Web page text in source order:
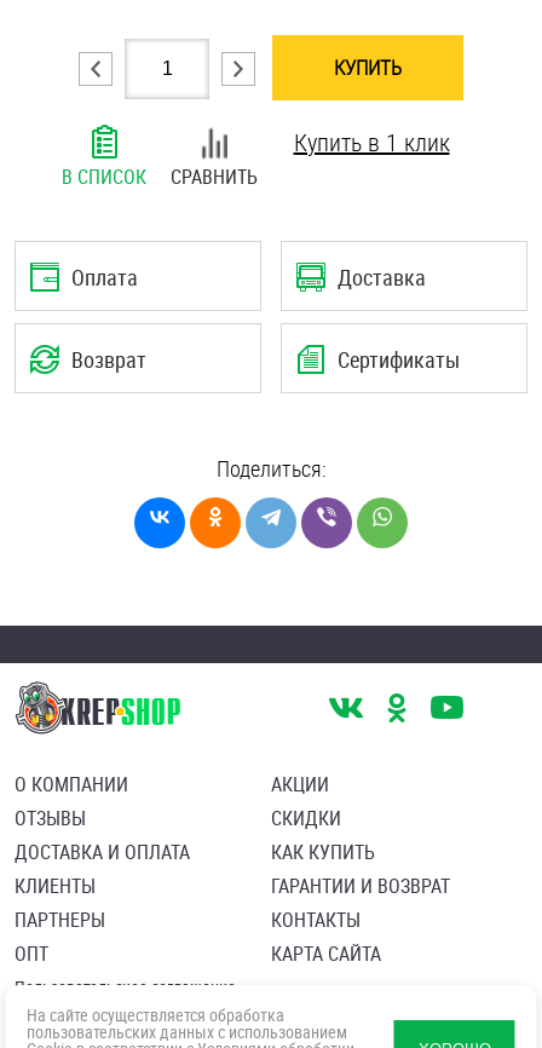
Штифты и пальцы
КУПИТЬ
В СПИСОК СРАВНИТЬ
Купить в 1 клик
Оплата Доставка
Возврат Сертификаты
Поделиться:
О КОМПАНИИ
ОТЗЫВЫ
ДОСТАВКА И ОПЛАТА
КЛИЕНТЫ
ПАРТНЕРЫ
ОПТ
АКЦИИ
СКИДКИ
КАК КУПИТЬ
ГАРАНТИИ И ВОЗВРАТ
КОНТАКТЫ
КАРТА САЙТА
Пользовательское соглашение
Политика в отношении обработки персональных данных
Согласие посетителя сайта на обработку персональных данны
На сайте осуществляется обработка
пользовательских данных с использованием